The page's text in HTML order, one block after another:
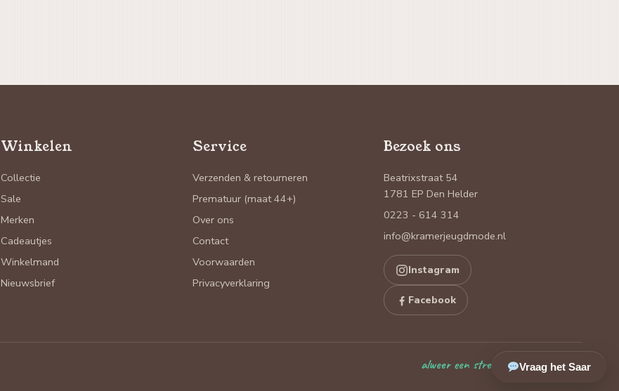
Winkelen
Collectie
Sale
Merken
Cadeautjes
Winkelmand
Nieuwsbrief
Service
Verzenden & retourneren
Prematuur (maat 44+)
Over ons
Contact
Voorwaarden
Privacyverklaring
Bezoek ons
Beatrixstraat 54
1781 EP Den Helder
0223 - 614 314
info@kramerjeugdmode.nl
Instagram
Facebook
alweer een streepje erbijVraag het Saar